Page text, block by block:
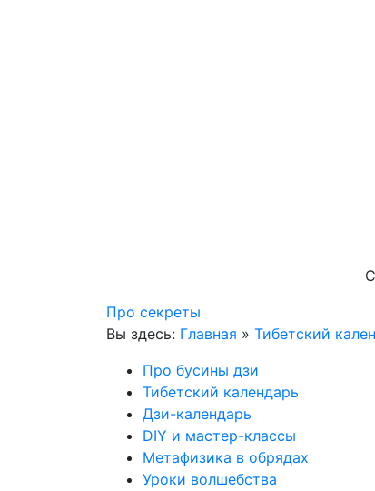
Про секреты
Вы здесь: Главная » Тибетский
Про бусины дзи
Тибетский календарь
Дзи-календарь
DIY и мастер-классы
Метафизика в обрядах
Уроки волшебства